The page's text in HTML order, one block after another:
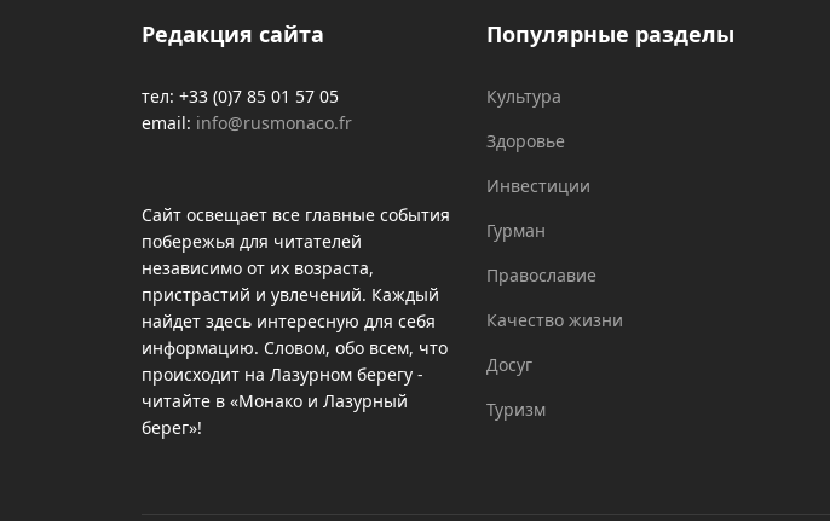
Редакция сайта
тел: +33 (0)7 85 01 57 05
email: info@rusmonaco.fr
Сайт освещает все главные события
побережья для читателей
независимо от их возраста,
пристрастий и увлечений. Каждый
найдет здесь интересную для себя
информацию. Словом, обо всем, что
происходит на Лазурном берегу -
читайте в «Монако и Лазурный
берег»!
Популярные разделы
Культура
Здоровье
Инвестиции
Гурман
Православие
Качество жизни
Досуг
Туризм